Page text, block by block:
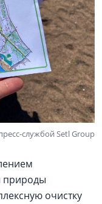
службой Setl Group
природы
очистку